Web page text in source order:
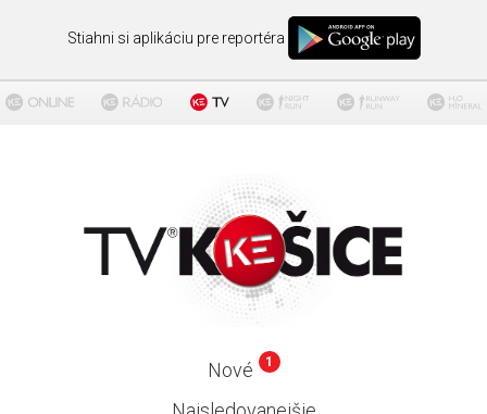
Stiahni si aplikáciu pre reportéra
Nové 1